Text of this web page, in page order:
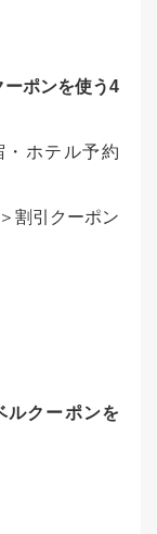
ポンを使う4
ホテル予約
割引クーポン
ルクーポンを